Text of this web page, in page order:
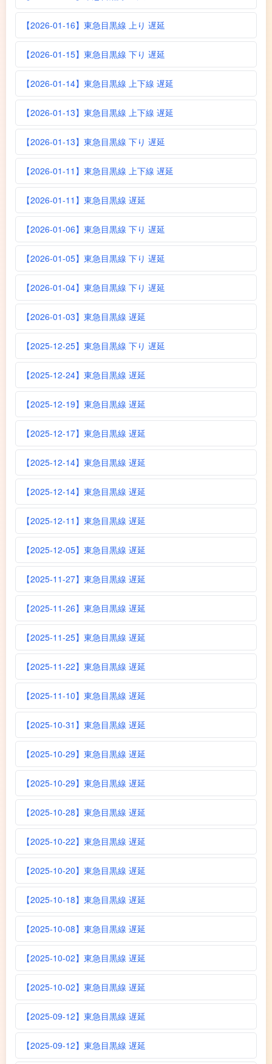
【2026-01-16】東急目黒線 上り 遅延
【2026-01-15】東急目黒線 下り 遅延
【2026-01-14】東急目黒線 上下線 遅延
【2026-01-13】東急目黒線 上下線 遅延
【2026-01-13】東急目黒線 下り 遅延
【2026-01-11】東急目黒線 上下線 遅延
【2026-01-11】東急目黒線 遅延
【2026-01-06】東急目黒線 下り 遅延
【2026-01-05】東急目黒線 下り 遅延
【2026-01-04】東急目黒線 下り 遅延
【2026-01-03】東急目黒線 遅延
【2025-12-25】東急目黒線 下り 遅延
【2025-12-24】東急目黒線 遅延
【2025-12-19】東急目黒線 遅延
【2025-12-17】東急目黒線 遅延
【2025-12-14】東急目黒線 遅延
【2025-12-14】東急目黒線 遅延
【2025-12-11】東急目黒線 遅延
【2025-12-05】東急目黒線 遅延
【2025-11-27】東急目黒線 遅延
【2025-11-26】東急目黒線 遅延
【2025-11-25】東急目黒線 遅延
【2025-11-22】東急目黒線 遅延
【2025-11-10】東急目黒線 遅延
【2025-10-31】東急目黒線 遅延
【2025-10-29】東急目黒線 遅延
【2025-10-29】東急目黒線 遅延
【2025-10-28】東急目黒線 遅延
【2025-10-22】東急目黒線 遅延
【2025-10-20】東急目黒線 遅延
【2025-10-18】東急目黒線 遅延
【2025-10-08】東急目黒線 遅延
【2025-10-02】東急目黒線 遅延
【2025-10-02】東急目黒線 遅延
【2025-09-12】東急目黒線 遅延
【2025-09-12】東急目黒線 遅延